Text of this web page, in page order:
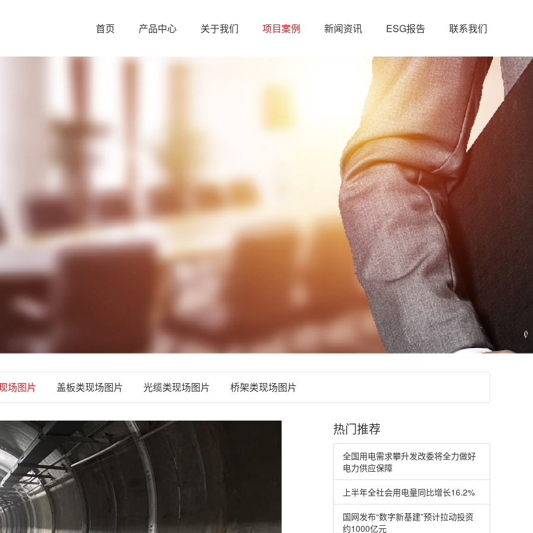
首页 产品中心 关于我们 项目案例 新闻资讯 ESG报告 联系我们
场图片 盖板类现场图片 光缆类现场图片 桥架类现场图片
热门推荐
全国用电需求攀升发改委将全力做好
电力供应保障
上半年全社会用电量同比增长16.2%
国网发布“数字新基建”预计拉动投资
约1000亿元